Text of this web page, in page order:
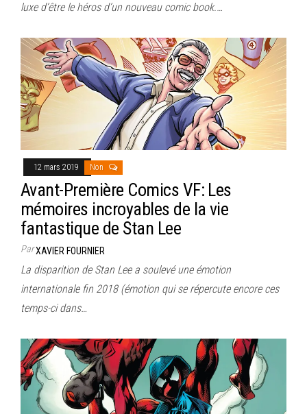
luxe d’être le héros d’un nouveau comic book.…
12 mars 2019 Non
Avant-Première Comics VF: Les
mémoires incroyables de la vie
fantastique de Stan Lee
ParXAVIER FOURNIER
La disparition de Stan Lee a soulevé une émotion
internationale fin 2018 (émotion qui se répercute encore ces
temps-ci dans…